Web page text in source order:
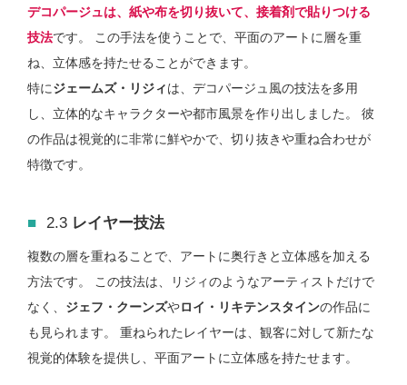
デコパージュは、紙や布を切り抜いて、接着剤で貼りつける
技法です。 この手法を使うことで、平面のアートに層を重
ね、立体感を持たせることができます。
特にジェームズ・リジィは、デコパージュ風の技法を多用
し、立体的なキャラクターや都市風景を作り出しました。 彼
の作品は視覚的に非常に鮮やかで、切り抜きや重ね合わせが
特徴です。
2.3 レイヤー技法
複数の層を重ねることで、アートに奥行きと立体感を加える
方法です。 この技法は、リジィのようなアーティストだけで
なく、 ジェフ・クーンズやロイ・リキテンスタインの作品に
も見られます。 重ねられたレイヤーは、観客に対して新たな
視覚的体験を提供し、平面アートに立体感を持たせます。